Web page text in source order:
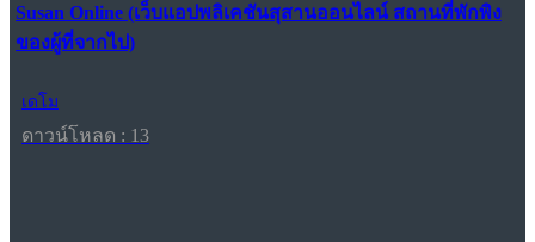
Susan Online (เว็บแอปพลิเคชันสุสานออนไลน์ สถานที่พักพิง
ของผู้ที่จากไป)
เดโม
ดาวน์โหลด : 13